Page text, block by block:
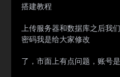
搭建教程
上传服务器和数据库之后我
密码我是给大家修改
了，市面上有点问题，账号